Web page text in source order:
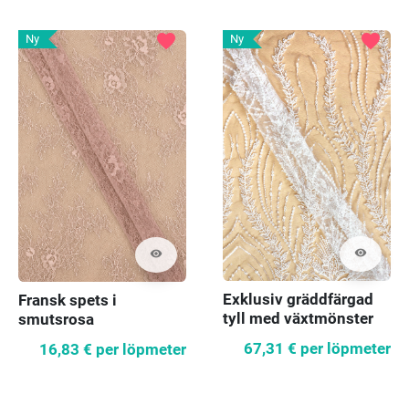
Ny
visibility
favorite
Fransk spets i
smutsrosa
16,83 € per löpmeter
Ny
visibility
favorite
Exklusiv gräddfärgad
tyll med växtmönster
67,31 € per löpmeter